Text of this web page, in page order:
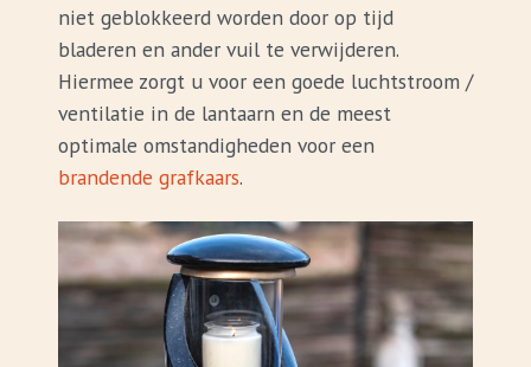
niet geblokkeerd worden door op tijd
bladeren en ander vuil te verwijderen.
Hiermee zorgt u voor een goede luchtstroom /
ventilatie in de lantaarn en de meest
optimale omstandigheden voor een
brandende grafkaars.